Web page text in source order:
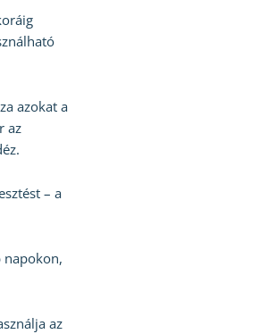
azokat a
az
– a
napokon,
az